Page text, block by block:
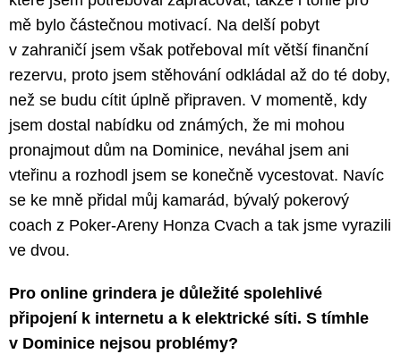
mě bylo částečnou motivací. Na delší pobyt
v zahraničí jsem však potřeboval mít větší finanční
rezervu, proto jsem stěhování odkládal až do té doby,
než se budu cítit úplně připraven. V momentě, kdy
jsem dostal nabídku od známých, že mi mohou
pronajmout dům na Dominice, neváhal jsem ani
vteřinu a rozhodl jsem se konečně vycestovat. Navíc
se ke mně přidal můj kamarád, bývalý pokerový
coach z Poker-Areny Honza Cvach a tak jsme vyrazili
ve dvou.
Pro online grindera je důležité spolehlivé
připojení k internetu a k elektrické síti. S tímhle
v Dominice nejsou problémy?